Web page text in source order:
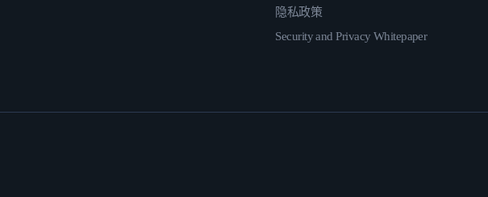
隐私政策
Security and Privacy Whitepaper